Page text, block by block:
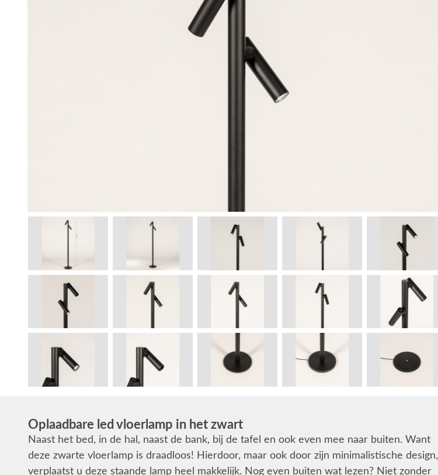
Oplaadbare led vloerlamp in het zwart
Naast het bed, in de hal, naast de bank, bij de tafel en ook even mee naar buiten. Want
deze zwarte vloerlamp is draadloos! Hierdoor, maar ook door zijn minimalistische design,
verplaatst u deze staande lamp heel makkelijk. Nog even buiten wat lezen? Niet zonder